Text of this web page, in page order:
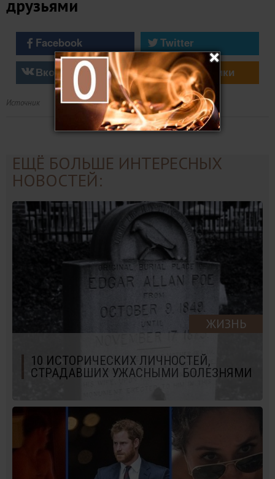
друзьями
Facebook
Twitter
Вконтакте
Однокласники
Источник
ЕЩЁ БОЛЬШЕ ИНТЕРЕСНЫХ
НОВОСТЕЙ:
ЖИЗНЬ
10 ИСТОРИЧЕСКИХ ЛИЧНОСТЕЙ,
СТРАДАВШИХ УЖАСНЫМИ БОЛЕЗНЯМИ